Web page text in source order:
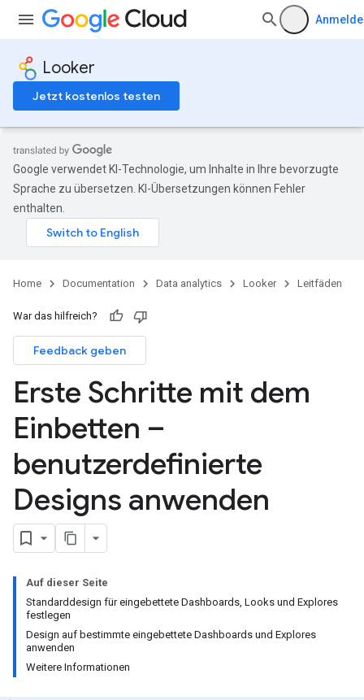
Looker
Jetzt kostenlos testen
Google verwendet KI-Technologie, um Inhalte in Ihre bevorzugte
Sprache zu übersetzen. KI-Übersetzungen können Fehler
enthalten.
Home Documentation Data analytics Looker Leitfäden
War das hilfreich?
Feedback geben
Erste Schritte mit dem
Einbetten –
benutzerdefinierte
Designs anwenden
Auf dieser Seite
Standarddesign für eingebettete Dashboards, Looks und Explores
festlegen
Design auf bestimmte eingebettete Dashboards und Explores
anwenden
Weitere Informationen